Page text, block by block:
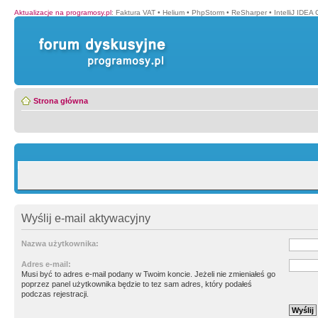
Aktualizacje na programosy.pl: Faktura VAT • Helium • PhpStorm • ReSharper • IntelliJ IDEA
Strona główna
Wyślij e-mail aktywacyjny
Nazwa użytkownika:
Adres e-mail:
Musi być to adres e-mail podany w Twoim koncie. Jeżeli nie zmieniałeś go
poprzez panel użytkownika będzie to tez sam adres, który podałeś
podczas rejestracji.